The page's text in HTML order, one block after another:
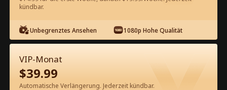
60 Jetzt entsperren
Kostenlos in der App ansehen
kündbar.
Unbegrenztes Ansehen 1080p Hohe Qualität
VIP-Monat
$39.99
Automatische Verlängerung. Jederzeit kündbar.